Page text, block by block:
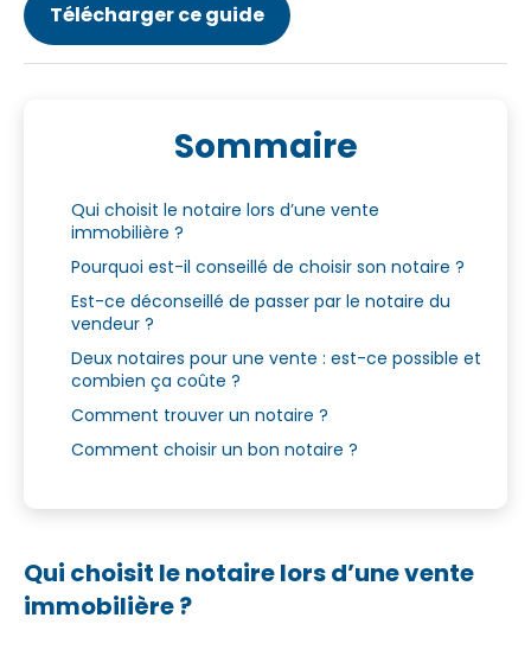
Télécharger ce guide
Sommaire
Qui choisit le notaire lors d’une vente
immobilière ?
Pourquoi est-il conseillé de choisir son notaire ?
Est-ce déconseillé de passer par le notaire du
vendeur ?
Deux notaires pour une vente : est-ce possible et
combien ça coûte ?
Comment trouver un notaire ?
Comment choisir un bon notaire ?
Qui choisit le notaire lors d’une vente
immobilière ?